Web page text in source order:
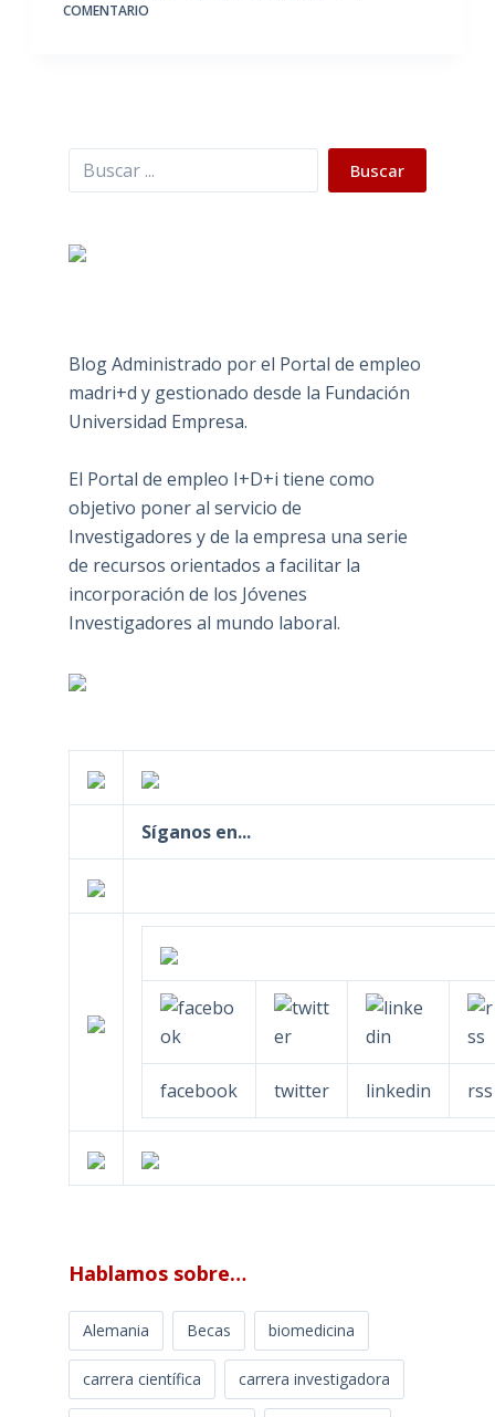
COMENTARIO
Buscar Buscar
Blog Administrado por el Portal de empleo
madri+d y gestionado desde la Fundación
Universidad Empresa.
El Portal de empleo I+D+i tiene como
objetivo poner al servicio de
Investigadores y de la empresa una serie
de recursos orientados a facilitar la
incorporación de los Jóvenes
Investigadores al mundo laboral.
Síganos en...
facebook twitter linkedin rss
Hablamos sobre…
Alemania Becas biomedicina
carrera científica carrera investigadora